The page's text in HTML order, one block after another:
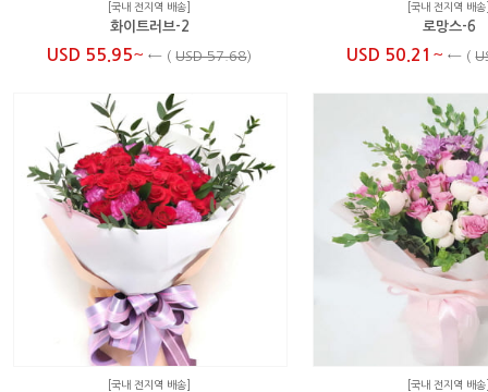
[국내 전지역 배송]
화이트러브-2
USD 55.95~ ← (USD 57.68)
[국내 전지역 배
로망스-6
USD 50.21 ~ ← (
[국내 전지역 배송] [국내 전지역 배